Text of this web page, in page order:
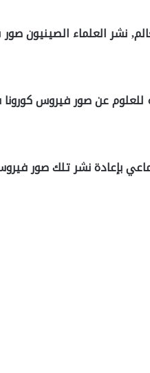
نشر العلماء الصينيون
للعلوم عن صور فيروس
بإعادة نشر تلك صور